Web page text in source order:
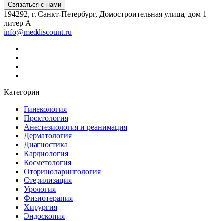
Связаться с нами
194292, г. Санкт-Петербург, Домостроительная улица, дом 1
литер А
info@meddiscount.ru
Категории
Гинекология
Проктология
Анестезиология и реанимация
Дерматология
Диагностика
Кардиология
Косметология
Оториноларингология
Стерилизация
Урология
Физиотерапия
Хирургия
Эндоскопия